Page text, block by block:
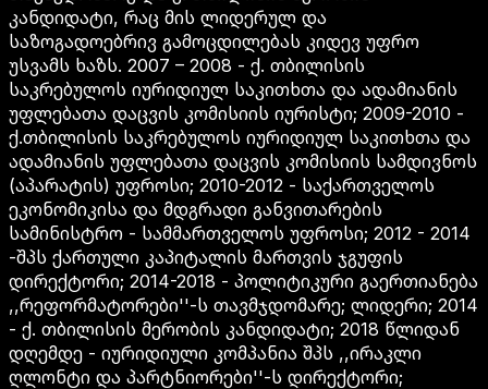
კანდიდატი, რაც მის ლიდერულ და
საზოგადოებრივ გამოცდილებას კიდევ უფრო
უსვამს ხაზს. 2007 – 2008 - ქ. თბილისის
საკრებულოს იურიდიულ საკითხთა და ადამიანის
უფლებათა დაცვის კომისიის იურისტი; 2009-2010 -
ქ.თბილისის საკრებულოს იურიდიულ საკითხთა და
ადამიანის უფლებათა დაცვის კომისიის სამდივნოს
(აპარატის) უფროსი; 2010-2012 - საქართველოს
ეკონომიკისა და მდგრადი განვითარების
სამინისტრო - სამმართველოს უფროსი; 2012 - 2014
-შპს ქართული კაპიტალის მართვის ჯგუფის
დირექტორი; 2014-2018 - პოლიტიკური გაერთიანება
,,რეფორმატორები''-ს თავმჯდომარე; ლიდერი; 2014
- ქ. თბილისის მერობის კანდიდატი; 2018 წლიდან
დღემდე - იურიდიული კომპანია შპს ,,ირაკლი
ღლონტი და პარტნიორები''-ს დირექტორი;